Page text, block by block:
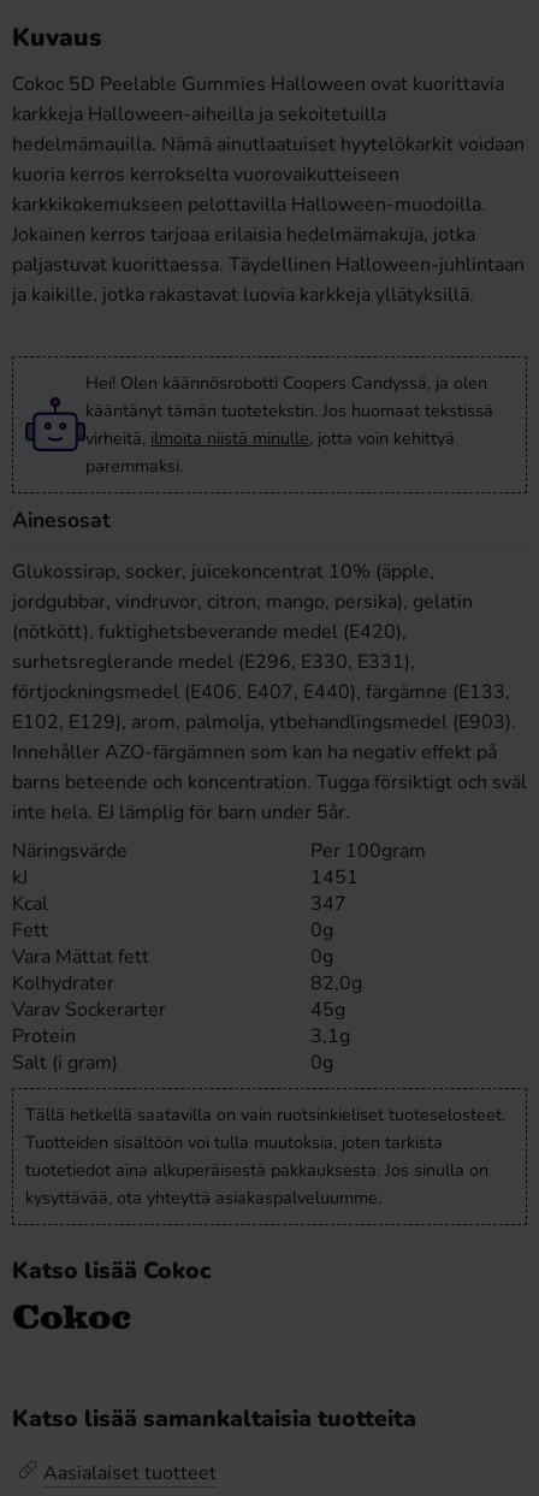
Kuvaus
Cokoc 5D Peelable Gummies Halloween ovat kuorittavia
karkkeja Halloween-aiheilla ja sekoitetuilla
hedelmämauilla. Nämä ainutlaatuiset hyytelökarkit voidaan
kuoria kerros kerrokselta vuorovaikutteiseen
karkkikokemukseen pelottavilla Halloween-muodoilla.
Jokainen kerros tarjoaa erilaisia hedelmämakuja, jotka
paljastuvat kuorittaessa. Täydellinen Halloween-juhlintaan
ja kaikille, jotka rakastavat luovia karkkeja yllätyksillä.
Hei! Olen käännösrobotti Coopers Candyssä, ja olen
kääntänyt tämän tuotetekstin. Jos huomaat tekstissä
virheitä, ilmoita niistä minulle, jotta voin kehittyä
paremmaksi.
Ainesosat
Glukossirap, socker, juicekoncentrat 10% (äpple,
jordgubbar, vindruvor, citron, mango, persika), gelatin
(nötkött), fuktighetsbeverande medel (E420),
surhetsreglerande medel (E296, E330, E331),
förtjockningsmedel (E406, E407, E440), färgämne (E133,
E102, E129), arom, palmolja, ytbehandlingsmedel (E903).
Innehåller AZO-färgämnen som kan ha negativ effekt på
barns beteende och koncentration. Tugga försiktigt och sväl
inte hela. EJ lämplig för barn under 5år.
Näringsvärde
Per 100gram
kJ
1451
Kcal
347
Fett
0g
Vara Mättat fett
0g
Kolhydrater
82,0g
Varav Sockerarter
45g
Protein
3,1g
Salt (i gram)
0g
Tällä hetkellä saatavilla on vain ruotsinkieliset tuoteselosteet.
Tuotteiden sisältöön voi tulla muutoksia, joten tarkista
tuotetiedot aina alkuperäisestä pakkauksesta. Jos sinulla on
kysyttävää, ota yhteyttä asiakaspalveluumme.
Katso lisää Cokoc
Katso lisää samankaltaisia tuotteita
Aasialaiset tuotteet